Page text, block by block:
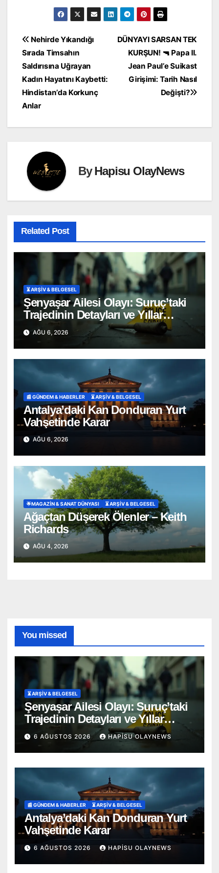
Yazı
gezinmesi
DÜNYAYI SARSAN TEK
KURŞUN! 🔫 Papa II.
Jean Paul’e Suikast
Girişimi: Tarih Nasıl
Değişti?
Nehirde Yıkandığı
Sırada Timsahın
Saldırısına Uğrayan
Kadın Hayatını Kaybetti:
Hindistan’da Korkunç
Anlar
ByHapisu OlayNews
Related Post
⏳ ARŞİV & BELGESEL
Şenyaşar Ailesi Olayı: Suruç’taki
Trajedinin Detayları ve Yıllar
Süren Adalet Mücadelesi
AĞU 6, 2026
📰 GÜNDEM & HABERLER ⏳ ARŞİV & BELGESEL
Antalya’daki Kan Donduran Yurt
Vahşetinde Karar
AĞU 6, 2026
🌟MAGAZIN & SANAT DÜNYASI ⏳ ARŞİV & BELGESEL
Ağaçtan Düşerek Ölenler – Keith
Richards
AĞU 4, 2026
You missed
⏳ ARŞİV & BELGESEL
Şenyaşar Ailesi Olayı: Suruç’taki
Trajedinin Detayları ve Yıllar
Süren Adalet Mücadelesi
6 AĞUSTOS 2026 HAPISU OLAYNEWS
📰 GÜNDEM & HABERLER ⏳ ARŞİV & BELGESEL
Antalya’daki Kan Donduran Yurt
Vahşetinde Karar
6 AĞUSTOS 2026 HAPISU OLAYNEWS